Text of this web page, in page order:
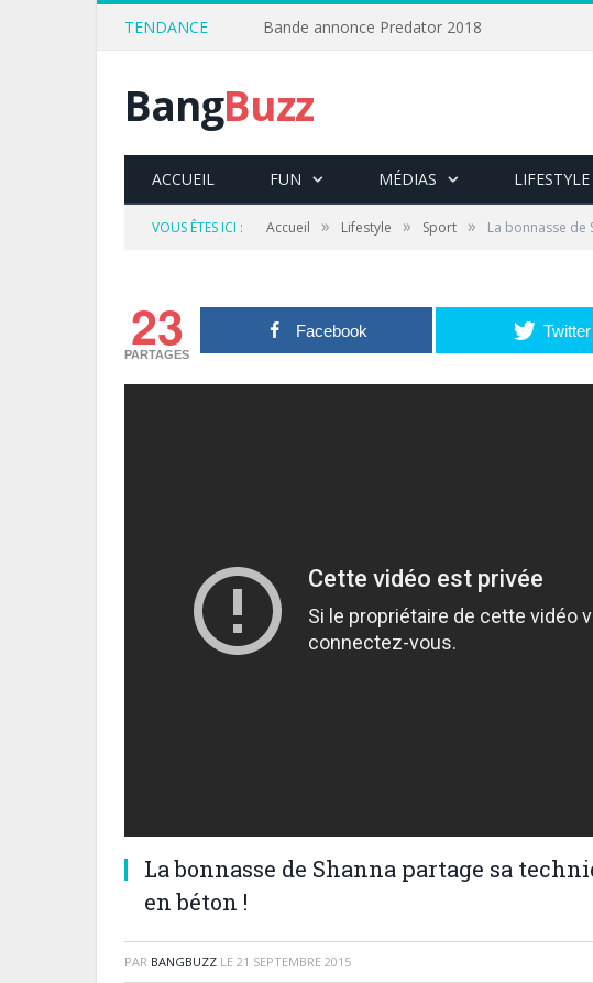
TENDANCE Bande annonce Predator 2018
BangBuzz
ACCUEIL FUN MÉDIAS LIFESTYLE
VOUS ÊTES ICI : Accueil » Lifestyle » Sport » La bonnasse
23
PARTAGES
Facebook Twitter
La bonnasse de Shanna partage sa
en béton !
PAR BANGBUZZ LE 21 SEPTEMBRE 2015